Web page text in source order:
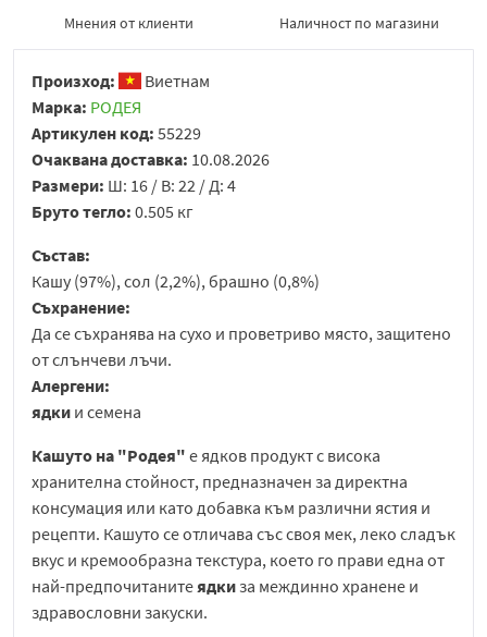
Мнения от клиенти
Наличност по магазини
Произход:
Виетнам
Марка: РОДЕЯ
Артикулен код: 55229
Очаквана доставка: 10.08.2026
Размери: Ш: 16 / В: 22 / Д: 4
Бруто тегло: 0.505 кг
Състав:
Кашу (97%), сол (2,2%), брашно (0,8%)
Съхранение:
Да се съхранява на сухо и проветриво място, защитено
от слънчеви лъчи.
Алергени:
ядки и семена
Кашуто на "Родея" е ядков продукт с висока
хранителна стойност, предназначен за директна
консумация или като добавка към различни ястия и
рецепти. Кашуто се отличава със своя мек, леко сладък
вкус и кремообразна текстура, което го прави една от
най-предпочитанитеядки за междинно хранене и
здравословни закуски.